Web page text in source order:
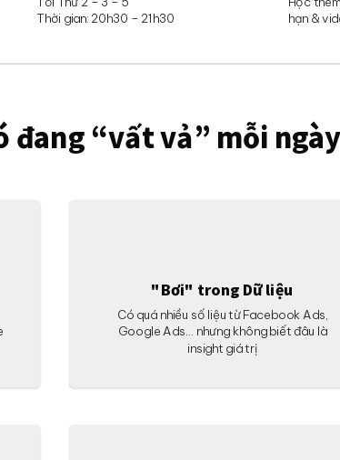
Thời gian: 20h30 – 21h30
hạn &
đang “vất vả” mỗi
"Bơi" trong Dữ liệu
Có quá nhiều số liệu từ Facebook Ads,
Google Ads… nhưng không biết đâu là
insight giá trị